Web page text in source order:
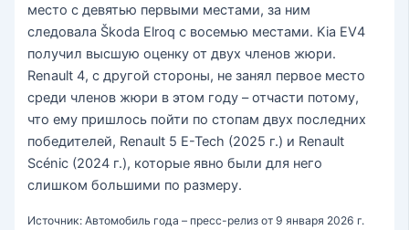
место с девятью первыми местами, за ним
следовала Škoda Elroq с восемью местами. Kia EV4
получил высшую оценку от двух членов жюри.
Renault 4, с другой стороны, не занял первое место
среди членов жюри в этом году – отчасти потому,
что ему пришлось пойти по стопам двух последних
победителей, Renault 5 E-Tech (2025 г.) и Renault
Scénic (2024 г.), которые явно были для него
слишком большими по размеру.
Источник: Автомобиль года – пресс-релиз от 9 января 2026 г.